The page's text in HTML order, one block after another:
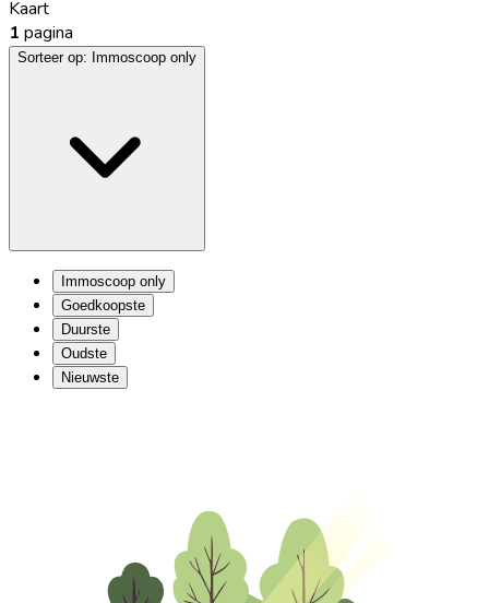
Kaart
1 pagina
Sorteer op: Immoscoop only
Immoscoop only
Goedkoopste
Duurste
Oudste
Nieuwste